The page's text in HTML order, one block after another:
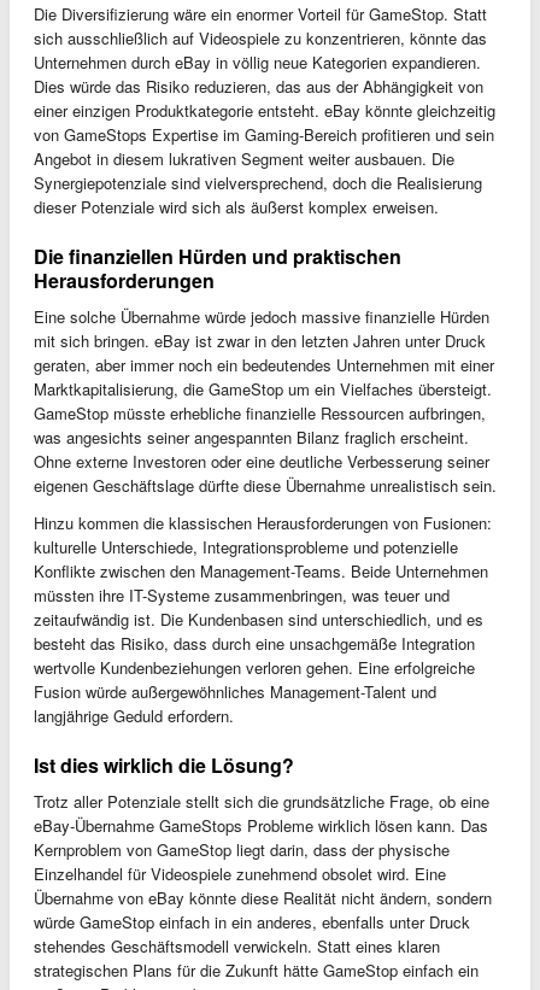
Die Diversifizierung wäre ein enormer Vorteil für GameStop. Statt
sich ausschließlich auf Videospiele zu konzentrieren, könnte das
Unternehmen durch eBay in völlig neue Kategorien expandieren.
Dies würde das Risiko reduzieren, das aus der Abhängigkeit von
einer einzigen Produktkategorie entsteht. eBay könnte gleichzeitig
von GameStops Expertise im Gaming-Bereich profitieren und sein
Angebot in diesem lukrativen Segment weiter ausbauen. Die
Synergiepotenziale sind vielversprechend, doch die Realisierung
dieser Potenziale wird sich als äußerst komplex erweisen.
Die finanziellen Hürden und praktischen
Herausforderungen
Eine solche Übernahme würde jedoch massive finanzielle Hürden
mit sich bringen. eBay ist zwar in den letzten Jahren unter Druck
geraten, aber immer noch ein bedeutendes Unternehmen mit einer
Marktkapitalisierung, die GameStop um ein Vielfaches übersteigt.
GameStop müsste erhebliche finanzielle Ressourcen aufbringen,
was angesichts seiner angespannten Bilanz fraglich erscheint.
Ohne externe Investoren oder eine deutliche Verbesserung seiner
eigenen Geschäftslage dürfte diese Übernahme unrealistisch sein.
Hinzu kommen die klassischen Herausforderungen von Fusionen:
kulturelle Unterschiede, Integrationsprobleme und potenzielle
Konflikte zwischen den Management-Teams. Beide Unternehmen
müssten ihre IT-Systeme zusammenbringen, was teuer und
zeitaufwändig ist. Die Kundenbasen sind unterschiedlich, und es
besteht das Risiko, dass durch eine unsachgemäße Integration
wertvolle Kundenbeziehungen verloren gehen. Eine erfolgreiche
Fusion würde außergewöhnliches Management-Talent und
langjährige Geduld erfordern.
Ist dies wirklich die Lösung?
Trotz aller Potenziale stellt sich die grundsätzliche Frage, ob eine
eBay-Übernahme GameStops Probleme wirklich lösen kann. Das
Kernproblem von GameStop liegt darin, dass der physische
Einzelhandel für Videospiele zunehmend obsolet wird. Eine
Übernahme von eBay könnte diese Realität nicht ändern, sondern
würde GameStop einfach in ein anderes, ebenfalls unter Druck
stehendes Geschäftsmodell verwickeln. Statt eines klaren
strategischen Plans für die Zukunft hätte GameStop einfach ein